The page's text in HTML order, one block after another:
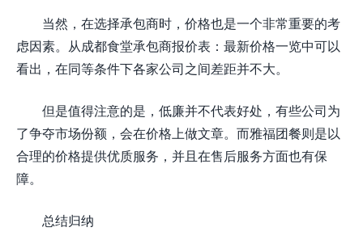
当然，在选择承包商时，价格也是一个非常重要的考
虑因素。从成都食堂承包商报价表：最新价格一览中可以
看出，在同等条件下各家公司之间差距并不大。
但是值得注意的是，低廉并不代表好处，有些公司为
了争夺市场份额，会在价格上做文章。而雅福团餐则是以
合理的价格提供优质服务，并且在售后服务方面也有保
障。
总结归纳